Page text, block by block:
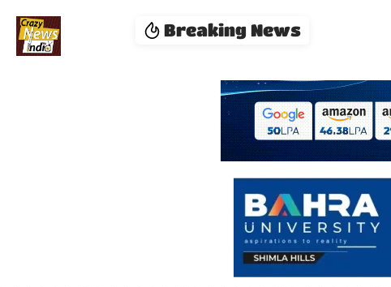
Breaking News